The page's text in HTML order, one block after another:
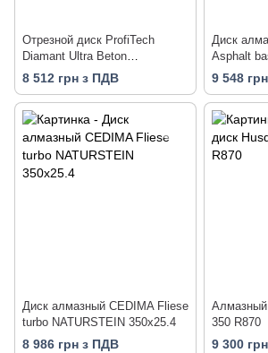
Отрезной диск ProfiTech
Diamant Ultra Beton
350х25.4х13 мм
8 512 грн з ПДВ
Диск
Asphalt
350х25,4
9 548
Диск алмазный CEDIMA Fliese
turbo NATURSTEIN 350х25.4
8 986 грн з ПДВ
Алмазный
350 R870
9 300